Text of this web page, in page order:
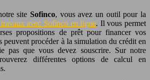
site Sofinco, vous avez un outil pour la
avec Sofinco en ligne. Il vous permet
propositions de prêt pour financer vos
peuvent procéder à la simulation du crédit en
pas que vous devez souscrire. Sur notre
différentes options de calcul en